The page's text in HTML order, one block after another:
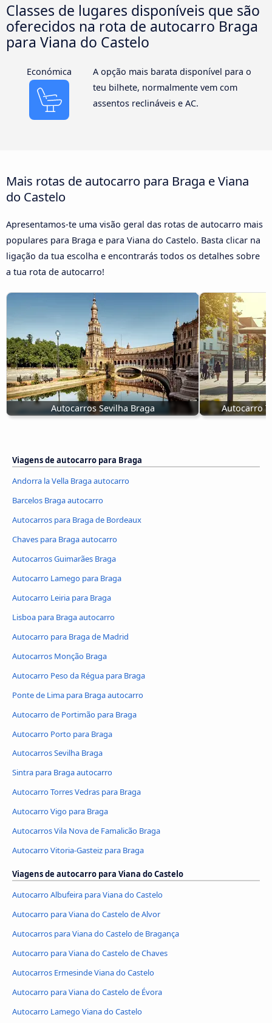
Classes de lugares disponíveis que são
oferecidos na rota de autocarro Braga
para Viana do Castelo
Económica
A opção mais barata disponível para o
teu bilhete, normalmente vem com
assentos reclináveis e AC.
Mais rotas de autocarro para Braga e Viana
do Castelo
Apresentamos-te uma visão geral das rotas de autocarro mais
populares para Braga e para Viana do Castelo. Basta clicar na
ligação da tua escolha e encontrarás todos os detalhes sobre
a tua rota de autocarro!
Autocarros Sevilha Braga Autocarro
Viagens de autocarro para Braga
Andorra la Vella Braga autocarro
Barcelos Braga autocarro
Autocarros para Braga de Bordeaux
Chaves para Braga autocarro
Autocarros Guimarães Braga
Autocarro Lamego para Braga
Autocarro Leiria para Braga
Lisboa para Braga autocarro
Autocarro para Braga de Madrid
Autocarros Monção Braga
Autocarro Peso da Régua para Braga
Ponte de Lima para Braga autocarro
Autocarro de Portimão para Braga
Autocarro Porto para Braga
Autocarros Sevilha Braga
Sintra para Braga autocarro
Autocarro Torres Vedras para Braga
Autocarro Vigo para Braga
Autocarros Vila Nova de Famalicão Braga
Autocarro Vitoria-Gasteiz para Braga
Viagens de autocarro para Viana do Castelo
Autocarro Albufeira para Viana do Castelo
Autocarro para Viana do Castelo de Alvor
Autocarros para Viana do Castelo de Bragança
Autocarro para Viana do Castelo de Chaves
Autocarros Ermesinde Viana do Castelo
Autocarro para Viana do Castelo de Évora
Autocarro Lamego Viana do Castelo